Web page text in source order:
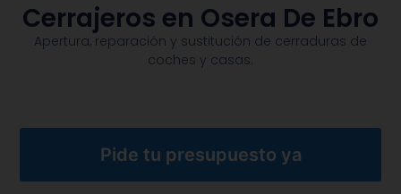
Cerrajeros en Osera De Ebro
Apertura, reparación y sustitución de cerraduras de
coches y casas.​
Pide tu presupuesto ya